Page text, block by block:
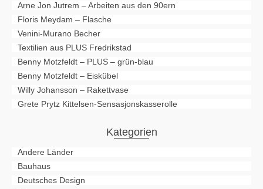
Arne Jon Jutrem – Arbeiten aus den 90ern
Floris Meydam – Flasche
Venini-Murano Becher
Textilien aus PLUS Fredrikstad
Benny Motzfeldt – PLUS – grün-blau
Benny Motzfeldt – Eiskübel
Willy Johansson – Rakettvase
Grete Prytz Kittelsen-Sensasjonskasserolle
Kategorien
Andere Länder
Bauhaus
Deutsches Design